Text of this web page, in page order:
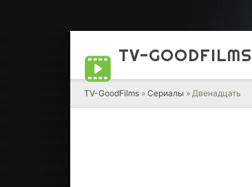
TV-GOODFILMS
TV-GoodFilms » Сериалы » Двенадцать